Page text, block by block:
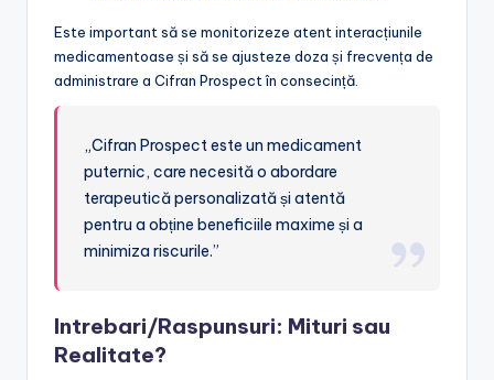
Este important să se monitorizeze atent interacțiunile
medicamentoase și să se ajusteze doza și frecvența de
administrare a Cifran Prospect în consecință.
„Cifran Prospect este un medicament
puternic, care necesită o abordare
terapeutică personalizată și atentă
pentru a obține beneficiile maxime și a
minimiza riscurile.”
Intrebari/Raspunsuri: Mituri sau
Realitate?